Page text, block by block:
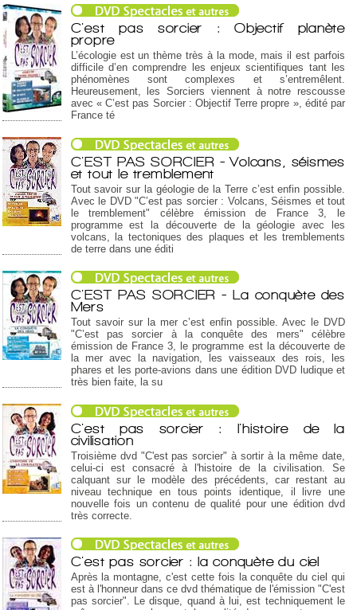
C'est pas sorcier : Objectif planète
propre
L’écologie est un thème très à la mode, mais il est parfois
difficile d’en comprendre les enjeux scientifiques tant les
phénomènes sont complexes et s’entremêlent.
Heureusement, les Sorciers viennent à notre rescousse
avec « C’est pas Sorcier : Objectif Terre propre », édité par
France té
C'EST PAS SORCIER - Volcans, séismes
et tout le tremblement
Tout savoir sur la géologie de la Terre c’est enfin possible.
Avec le DVD "C’est pas sorcier : Volcans, Séismes et tout
le tremblement" célèbre émission de France 3, le
programme est la découverte de la géologie avec les
volcans, la tectoniques des plaques et les tremblements
de terre dans une éditi
C'EST PAS SORCIER - La conquète des
Mers
Tout savoir sur la mer c’est enfin possible. Avec le DVD
"C’est pas sorcier à la conquête des mers" célèbre
émission de France 3, le programme est la découverte de
la mer avec la navigation, les vaisseaux des rois, les
phares et les porte-avions dans une édition DVD ludique et
très bien faite, la su
C'est pas sorcier : l'histoire de la
civilisation
Troisième dvd "C'est pas sorcier" à sortir à la même date,
celui-ci est consacré à l'histoire de la civilisation. Se
calquant sur le modèle des précédents, car restant au
niveau technique en tous points identique, il livre une
nouvelle fois un contenu de qualité pour une édition dvd
très correcte.
C'est pas sorcier : la conquète du ciel
Après la montagne, c'est cette fois la conquête du ciel qui
est à l'honneur dans ce dvd thématique de l'émission "C'est
pas sorcier". Le disque, quand à lui, est techniquement le